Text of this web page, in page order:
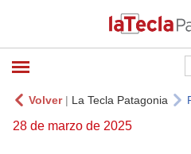
Volver| La Tecla Patagonia
28 de marzo de 2025